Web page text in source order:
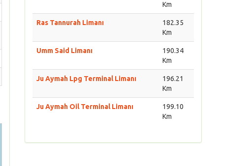
Km
Ras Tannurah Limanı
182.35
Km
Umm Said Limanı
190.34
Km
Ju Aymah Lpg Terminal Limanı
196.21
Km
Ju Aymah Oil Terminal Limanı
199.10
Km